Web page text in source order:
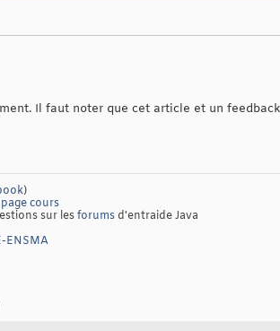
Il faut noter que cet article et un
)
page cours
sur lesforums d'entraide Java
ENSMA